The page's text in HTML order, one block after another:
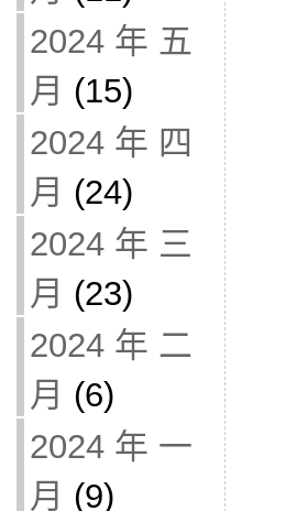
2024 年 五
月 (15)
2024 年 四
月 (24)
2024 年 三
月 (23)
2024 年 二
月 (6)
2024 年 一
月 (9)